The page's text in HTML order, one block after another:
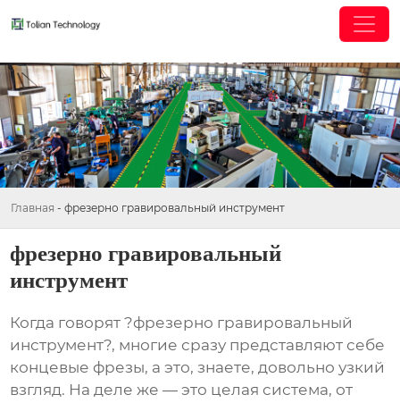
Главная - фрезерно гравировальный инструмент
фрезерно гравировальный
инструмент
Когда говорят ?фрезерно гравировальный
инструмент?, многие сразу представляют себе
концевые фрезы, а это, знаете, довольно узкий
взгляд. На деле же — это целая система, от